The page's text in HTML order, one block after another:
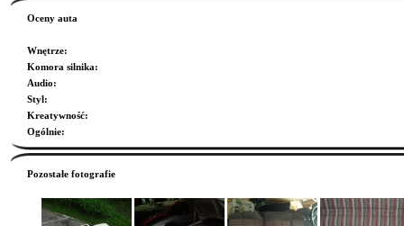
Oceny auta
Wnętrze:
Komora silnika:
Audio:
Styl:
Kreatywność:
Ogólnie:
Pozostałe fotografie